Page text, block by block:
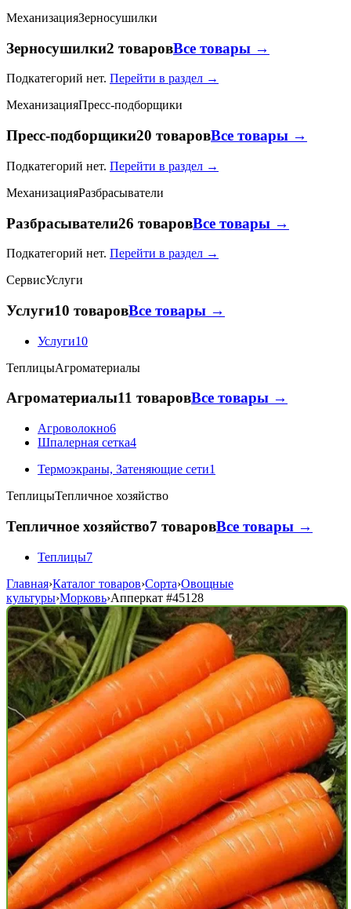
МеханизацияЗерносушилки
Зерносушилки2 товаровВсе товары →
Подкатегорий нет. Перейти в раздел →
МеханизацияПресс-подборщики
Пресс-подборщики20 товаровВсе товары →
Подкатегорий нет. Перейти в раздел →
МеханизацияРазбрасыватели
Разбрасыватели26 товаровВсе товары →
Подкатегорий нет. Перейти в раздел →
СервисУслуги
Услуги10 товаровВсе товары →
Услуги10
ТеплицыАгроматериалы
Агроматериалы11 товаровВсе товары →
Агроволокно6
Шпалерная сетка4
Термоэкраны, Затеняющие сети1
ТеплицыТепличное хозяйство
Тепличное хозяйство7 товаровВсе товары →
Теплицы7
Главная›Каталог товаров›Сорта›Овощные
культуры›Морковь›Апперкат #45128